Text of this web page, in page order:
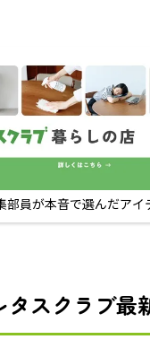
部員が本音で選んだアイ
タスクラブ最